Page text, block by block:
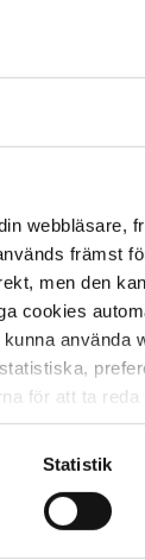
webbläsare,
främst
men den
cookies
använda
för att ta
din
Statistik
ett
ett
sin
i
utlandet
i
vi
hänvisa
och